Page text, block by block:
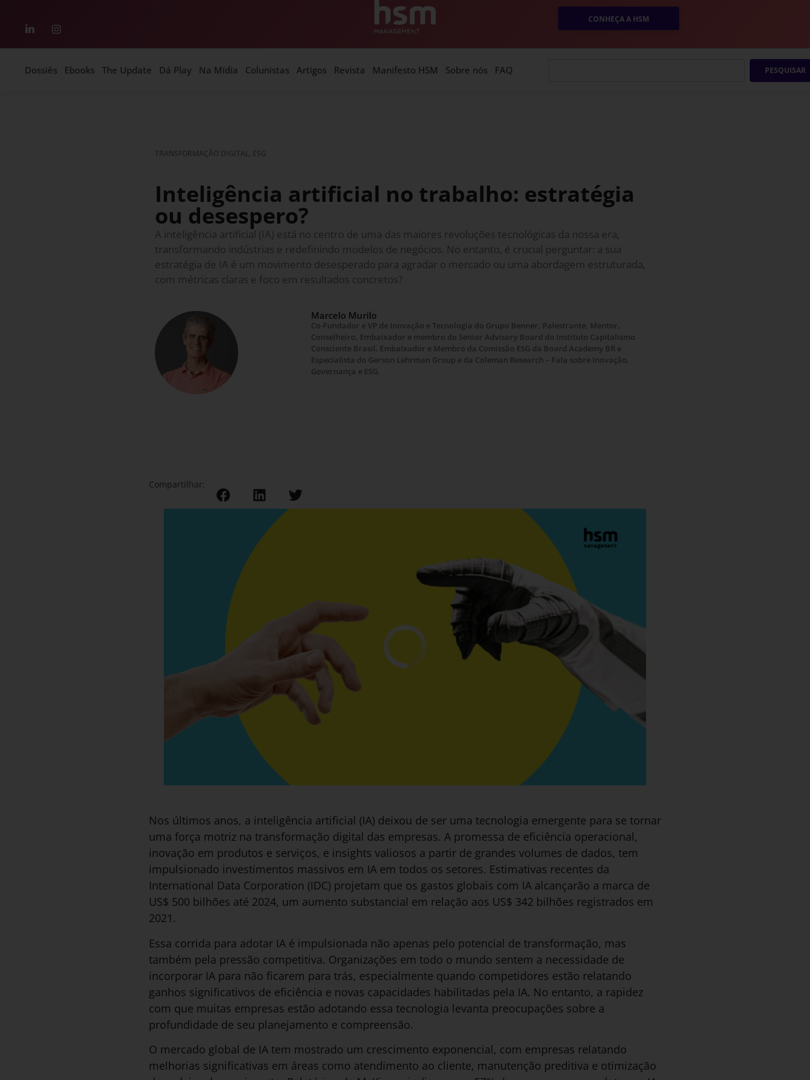
CONHEÇA A HSM
Dossiês Ebooks The Update Dá Play Na Mídia Colunistas Artigos Revista Manifesto HSM Sobre nós FAQ PESQUISAR
TRANSFORMAÇÃO DIGITAL, ESG
Inteligência artificial no trabalho: estratégia
ou desespero?
A inteligência artificial (IA) está no centro de uma das maiores revoluções tecnológicas da nossa era,
transformando indústrias e redefinindo modelos de negócios. No entanto, é crucial perguntar: a sua
estratégia de IA é um movimento desesperado para agradar o mercado ou uma abordagem estruturada,
com métricas claras e foco em resultados concretos?
Marcelo Murilo
Co-Fundador e VP de Inovação e Tecnologia do Grupo Benner, Palestrante, Mentor,
Conselheiro, Embaixador e membro do Senior Advisory Board do Instituto Capitalismo
Consciente Brasil, Embaixador e Membro da Comissão ESG da Board Academy BR e
Especialista do Gerson Lehrman Group e da Coleman Research – Fala sobre Inovação,
Governança e ESG.
Compartilhar:
Nos últimos anos, a inteligência artificial (IA) deixou de ser uma tecnologia emergente para se tornar
uma força motriz na transformação digital das empresas. A promessa de eficiência operacional,
inovação em produtos e serviços, e insights valiosos a partir de grandes volumes de dados, tem
impulsionado investimentos massivos em IA em todos os setores. Estimativas recentes da
International Data Corporation (IDC) projetam que os gastos globais com IA alcançarão a marca de
US$ 500 bilhões até 2024, um aumento substancial em relação aos US$ 342 bilhões registrados em
2021.
Essa corrida para adotar IA é impulsionada não apenas pelo potencial de transformação, mas
também pela pressão competitiva. Organizações em todo o mundo sentem a necessidade de
incorporar IA para não ficarem para trás, especialmente quando competidores estão relatando
ganhos significativos de eficiência e novas capacidades habilitadas pela IA. No entanto, a rapidez
com que muitas empresas estão adotando essa tecnologia levanta preocupações sobre a
profundidade de seu planejamento e compreensão.
O mercado global de IA tem mostrado um crescimento exponencial, com empresas relatando
melhorias significativas em áreas como atendimento ao cliente, manutenção preditiva e otimização